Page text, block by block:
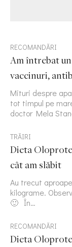
RECOMANDĂRI
Am întrebat
vaccinuri,
Mituri despre
tot timpul pe
doctor Mela
TRĂIRI
Dieta
cât am slăbit
Au trecut
kilograme.
🙂 În…
RECOMANDĂRI
Dieta